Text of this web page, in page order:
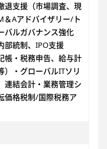
退支援（市場調査、現
Aアドバイザリー/ト
バルガバナンス強化
部統制、IPO支援
帳・税務申告、給与計
）・グローバルITソリ
連結会計・業務管理シ
価格税制/国際税務ア